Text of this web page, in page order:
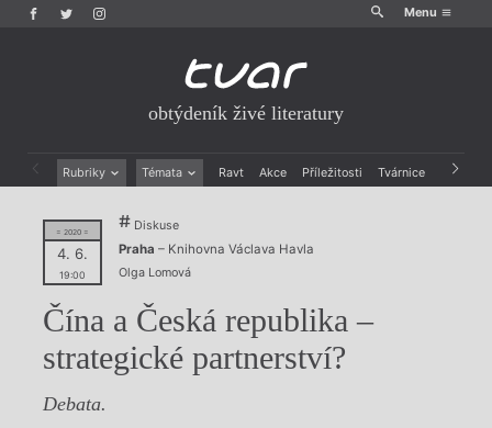
Menu
obtýdeník živé literatury
Rubriky Témata Ravt Akce Příležitosti Tvárnice Archiv
Drobná publicistika
Esejistika
Recenze a reflexe
Rozhovory
Právě vychází
Mauzoleum
Divadlo
Dokument
Výroční ceny
= 2020 =
4. 6.
19:00
Diskuse
Praha – Knihovna Václava Havla
Olga Lomová
Čína a Česká republika –
strategické partnerství?
Debata.